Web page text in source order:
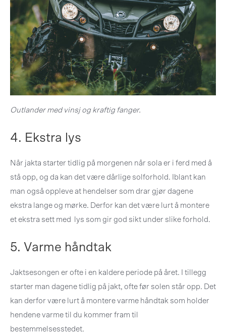
Outlander med vinsj og kraftig fanger.
4. Ekstra lys
Når jakta starter tidlig på morgenen når sola er i ferd med å
stå opp, og da kan det være dårlige solforhold. Iblant kan
man også oppleve at hendelser som drar gjør dagene
ekstra lange og mørke. Derfor kan det være lurt å montere
et ekstra sett med lys som gir god sikt under slike forhold.
5. Varme håndtak
Jaktsesongen er ofte i en kaldere periode på året. I tillegg
starter man dagene tidlig på jakt, ofte før solen står opp. Det
kan derfor være lurt å montere varme håndtak som holder
hendene varme til du kommer fram til
bestemmelsesstedet.